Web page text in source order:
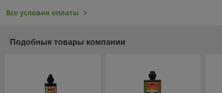
Все условия оплаты
Подобные товары компании